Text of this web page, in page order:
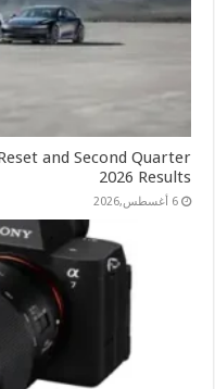
and Second Quarter
2026 Results
6 أغسطس,2026